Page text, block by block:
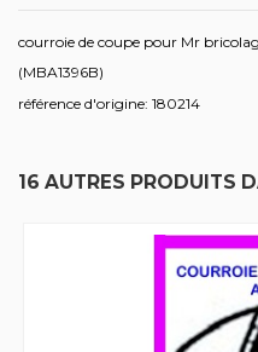
courroie de coupe pour Mr
(MBA1396B)
référence d'origine: 180214
16 AUTRES PRODUITS